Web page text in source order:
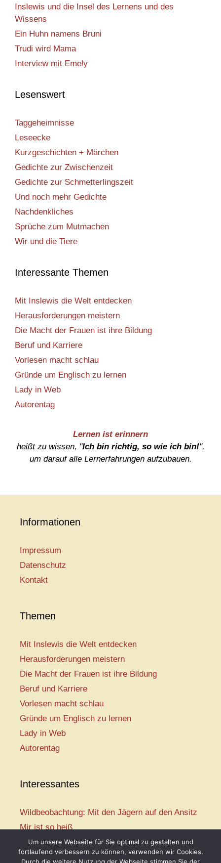
Inslewis und die Insel des Lernens und des
Wissens
Ein Huhn namens Bruni
Trudi wird Mama
Interview mit Emely
Lesenswert
Taggeheimnisse
Leseecke
Kurzgeschichten + Märchen
Gedichte zur Zwischenzeit
Gedichte zur Schmetterlingszeit
Und noch mehr Gedichte
Nachdenkliches
Sprüche zum Mutmachen
Wir und die Tiere
Interessante Themen
Mit Inslewis die Welt entdecken
Herausforderungen meistern
Die Macht der Frauen ist ihre Bildung
Beruf und Karriere
Vorlesen macht schlau
Gründe um Englisch zu lernen
Lady in Web
Autorentag
Lernen ist erinnern
heißt zu wissen, "Ich bin richtig, so wie ich bin!",
um darauf alle Lernerfahrungen aufzubauen.
Informationen
Impressum
Datenschutz
Kontakt
Themen
Mit Inslewis die Welt entdecken
Herausforderungen meistern
Die Macht der Frauen ist ihre Bildung
Beruf und Karriere
Vorlesen macht schlau
Gründe um Englisch zu lernen
Lady in Web
Autorentag
Interessantes
Wildbeobachtung: Mit den Jägern auf den Ansitz
Mir ist so heiß
Mission: Rettungsschwimmer
Vogelwelt-Entdeckertour
Um unsere Webseite für Sie optimal zu gestalten und
fortlaufend verbessern zu können, verwenden wir Cookies.